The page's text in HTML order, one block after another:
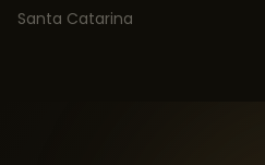
Santa Catarina